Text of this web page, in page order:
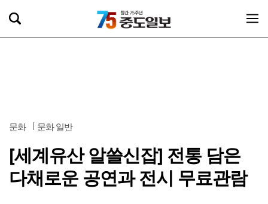
문화 문화 일반
[세계유산 알쓸신잡] 전통 담은
다채로운 공연과 전시 무료관람